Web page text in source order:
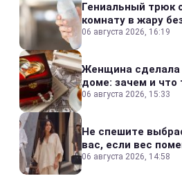
Гениальный трюк
комнату в жару
06 августа 2026, 16:19
Женщина сделала
доме: зачем и что
06 августа 2026, 15:33
Не спешите
вас, если вес
06 августа 2026, 14:58